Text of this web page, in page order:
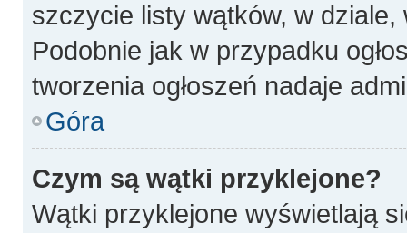
szczycie listy wątków, w
Podobnie jak w przypadku
tworzenia ogłoszeń nadaje
Góra
Czym są wątki przyklejone?
Wątki przyklejone wyświetlają